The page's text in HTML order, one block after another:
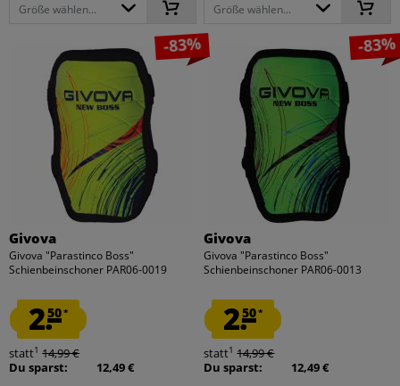
Größe wählen... Größe wählen...
-83%
Givova
Givova "Parastinco Boss"
Schienbeinschoner PAR06-0019
2.50*
statt1 14,99 €
Du sparst:
12,49 €
-83%
Givova
Givova "Parastinco Boss"
Schienbeinschoner PAR06-0013
2.50*
statt1 14,99 €
Du sparst:
12,49 €